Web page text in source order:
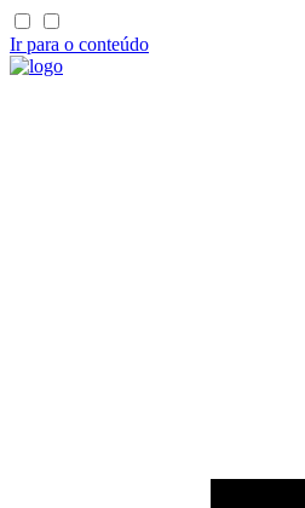
Ir para o conteúdo